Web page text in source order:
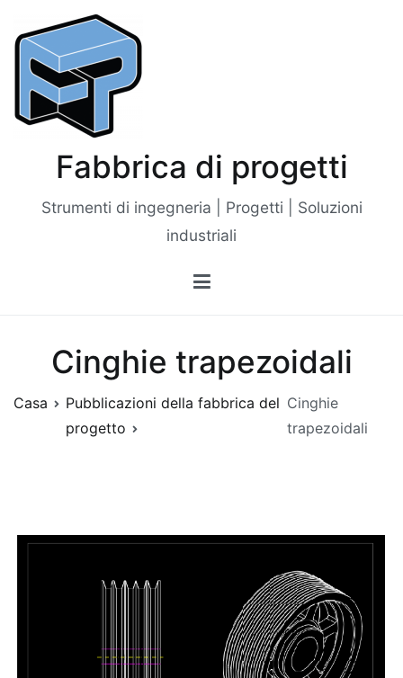
contenuto
Fabbrica di progetti
Strumenti di ingegneria | Progetti | Soluzioni
industriali
Cinghie trapezoidali
Casa
Pubblicazioni della fabbrica del
progetto
Cinghie
trapezoidali